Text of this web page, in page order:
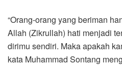
“Orang-orang yang beriman
Allah (Zikrullah) hati menjadi
dirimu sendiri. Maka apakah
kata Muhammad Sontang